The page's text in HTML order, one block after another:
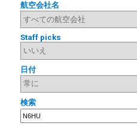
航空会社名
Staff picks
日付
検索